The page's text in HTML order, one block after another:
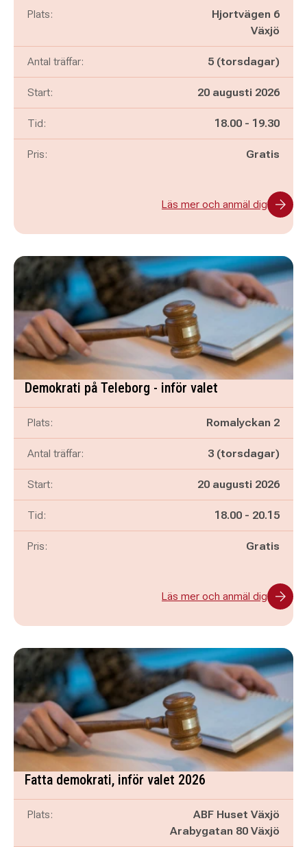
Plats:
Hjortvägen 6
Växjö
Antal träffar: 5 (torsdagar)
Start: 20 augusti 2026
Tid: Pågår mellan
18.00 - och
19.30
Pris: Gratis
Läs mer och anmäl dig
Demokrati på Teleborg - inför valet
Plats: Romalyckan 2
Antal träffar: 3 (torsdagar)
Start: 20 augusti 2026
Tid: Pågår mellan
18.00 - och
20.15
Pris: Gratis
Läs mer och anmäl dig
Fatta demokrati, inför valet 2026
Plats:
ABF Huset Växjö
Arabygatan 80 Växjö